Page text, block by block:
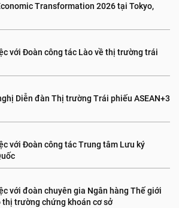
Transformation 2026 tại Tokyo,
với Đoàn công tác Lào về thị trường trái
Diễn đàn Thị trường Trái phiếu ASEAN+3
với Đoàn công tác Trung tâm Lưu ký
với đoàn chuyên gia Ngân hàng Thế giới
thị trường chứng khoán cơ sở